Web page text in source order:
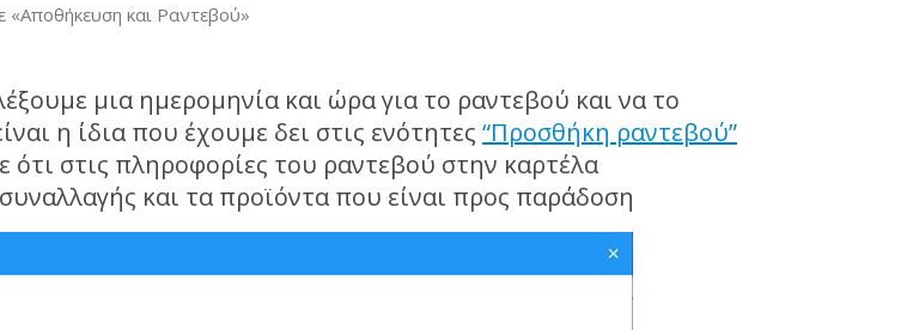
και Ραντεβού»
μια ημερομηνία και ώρα για το ραντεβού και να το
η ίδια που έχουμε δει στις ενότητες “Προσθήκη ραντεβού”
ότι στις πληροφορίες του ραντεβού στην καρτέλα
και τα προϊόντα που είναι προς παράδοση